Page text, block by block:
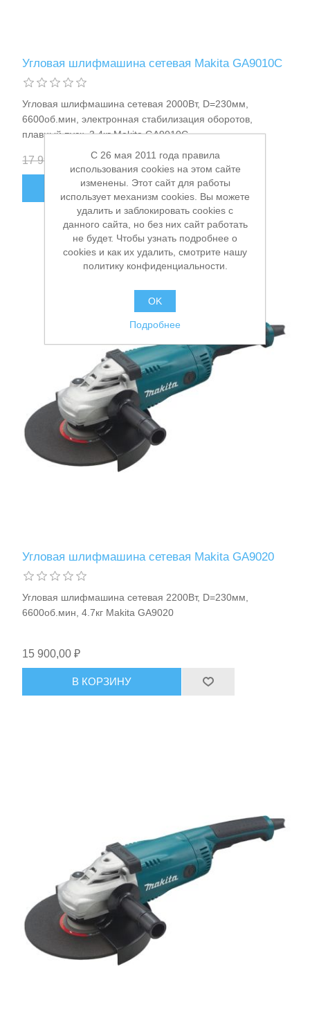
Измерительный инструмент
Для плиточных работ
Ручной инструмент
Угловая шлифмашина сетевая Makita GA9010C
Угловая шлифмашина сетевая 2000Вт, D=230мм,
6600об.мин, электронная стабилизация оборотов,
плавный пуск, 3.4кг Makita GA9010C
17 990,00 ₽ 14 500,00 ₽
В КОРЗИНУ
Угловая шлифмашина сетевая Makita GA9020
Угловая шлифмашина сетевая 2200Вт, D=230мм,
6600об.мин, 4.7кг Makita GA9020
15 900,00 ₽
В КОРЗИНУ
C 26 мая 2011 года правила
использования cookies на этом сайте
изменены. Этот сайт для работы
использует механизм cookies. Вы можете
удалить и заблокировать cookies с
данного сайта, но без них сайт работать
не будет. Чтобы узнать подробнее о
cookies и как их удалить, смотрите нашу
политику конфиденциальности.
OK
Подробнее